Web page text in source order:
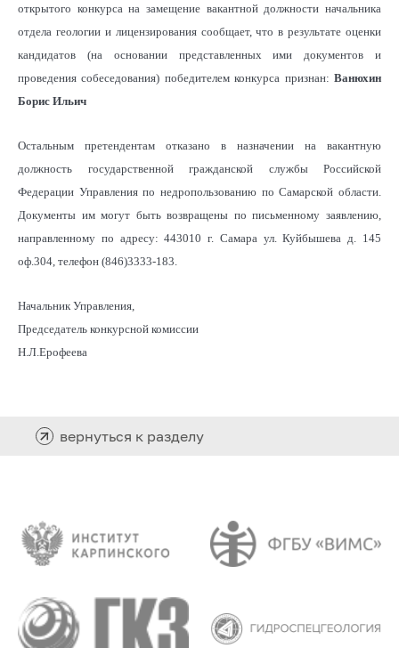
открытого конкурса на замещение вакантной должности начальника
отдела геологии и лицензирования сообщает, что в результате оценки
кандидатов (на основании представленных ими документов и
проведения собеседования) победителем конкурса признан: Ванюхин
Борис Ильич
Остальным претендентам отказано в назначении на вакантную
должность государственной гражданской службы Российской
Федерации Управления по недропользованию по Самарской области.
Документы им могут быть возвращены по письменному заявлению,
направленному по адресу: 443010 г. Самара ул. Куйбышева д. 145
оф.304, телефон (846)3333-183.
Начальник Управления,
Председатель конкурсной комиссии
Н.Л.Ерофеева
вернуться к разделу